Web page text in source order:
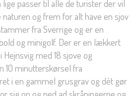
passer til alle de turister der vil
og frem for alt have en sjov
fra Sverrige og er en
og minigolf. Der er en lækkert
med 18 sjove og
10 minutterskørsel fra
i en gammel grusgrav og dét gør